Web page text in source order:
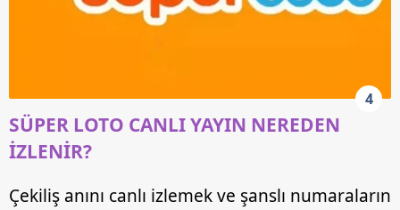
4
SÜPER LOTO CANLI YAYIN NEREDEN
İZLENİR?
Çekiliş anını canlı izlemek ve şanslı numaraların